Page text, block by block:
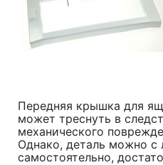
Передняя крышка для
может треснуть в
механического
Однако, деталь можно с
самостоятельно,